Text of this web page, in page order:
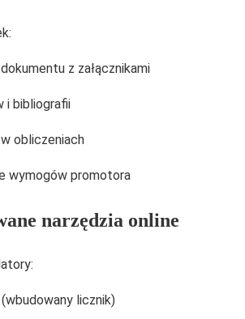
z załącznikami
i bibliografii
obliczeniach
wymogów promotora
narzędzia online
licznik)